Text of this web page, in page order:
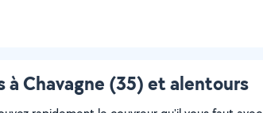
à Chavagne (35) et alentours